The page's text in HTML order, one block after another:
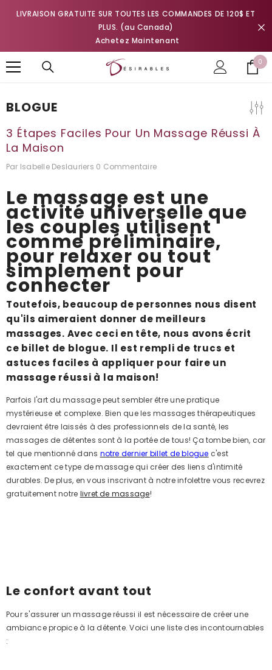
IGNORER ET PASSER AU CONTENU
LIVRAISON GRATUITE SUR TOUTES LES COMMANDES DE 120$ ET
PLUS. (au Canada)
Achetez Maintenant
0 0
BLOGUE
3 Étapes Faciles Pour Un Massage Réussi À
La Maison
Par Isabelle Deslauriers 0 Commentaire
Le massage est une
activité universelle que
les couples utilisent
comme préliminaire,
pour relaxer ou tout
simplement pour
connecter
Toutefois, beaucoup de personnes nous disent
qu'ils aimeraient donner de meilleurs
massages. Avec ceci en tête, nous avons écrit
ce billet de blogue. Il est rempli de trucs et
astuces faciles à appliquer pour faire un
massage réussi à la maison!
Parfois l'art du massage peut sembler être une pratique
mystérieuse et complexe. Bien que les massages thérapeutiques
devraient être laissés à des professionnels de la santé, les
massages de détentes sont à la portée de tous! Ça tombe bien, car
tel que mentionné dans notre dernier billet de blogue c'est
exactement ce type de massage qui créer des liens d'intimité
durables. De plus, en vous inscrivant à notre infolettre vous recevrez
gratuitement notre livret de massage!
Le confort avant tout
Pour s'assurer un massage réussi il est nécessaire de créer une
ambiance propice à la détente. Voici une liste des incontournables
: